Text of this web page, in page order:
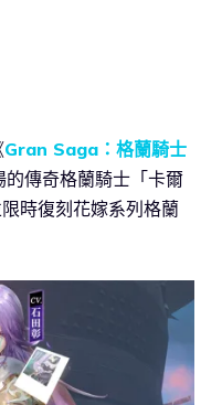
Gran Saga：格蘭騎士
傳奇格蘭騎士「卡爾
時復刻花嫁系列格蘭